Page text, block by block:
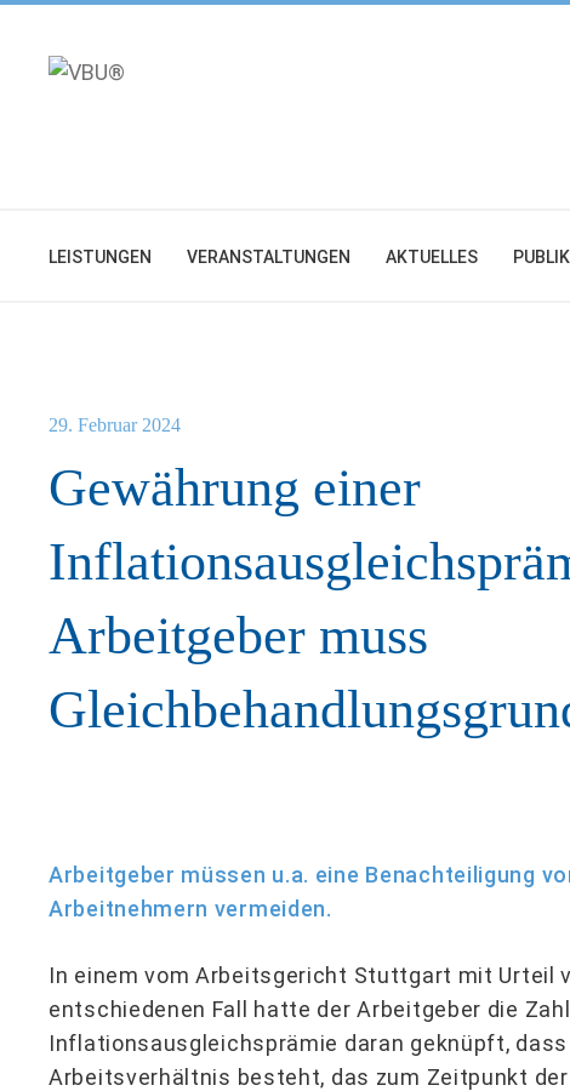
springen
LEISTUNGEN VERANSTALTUNGEN AKTUELLES
Gewährung einer
Arbeitgeber muss
29. Februar 2024
Arbeitgeber müssen u.a. eine Benachteiligung
Arbeitnehmern vermeiden.
In einem vom Arbeitsgericht Stuttgart mit Urteil
entschiedenen Fall hatte der Arbeitgeber die
Inflationsausgleichsprämie daran geknüpft, dass
Arbeitsverhältnis besteht, das zum Zeitpunkt